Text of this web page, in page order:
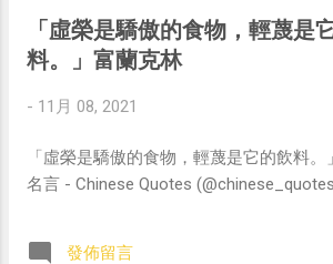
「虛榮是驕傲的食物，輕蔑是
料。」富蘭克林
- 11月 08, 2021
「虛榮是驕傲的食物，輕蔑是它的飲料
名言 - Chinese Quotes
發佈留言